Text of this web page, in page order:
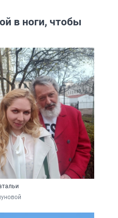
в ноги, чтобы